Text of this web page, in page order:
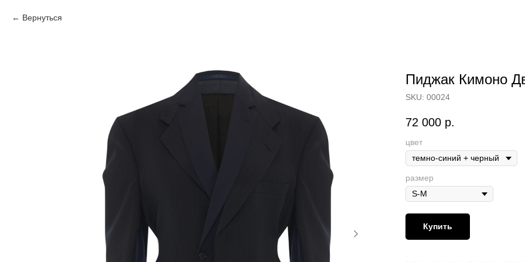
Вернуться
Пиджак Кимоно
SKU: 00024
72 000 р.
цвет
размер
Купить